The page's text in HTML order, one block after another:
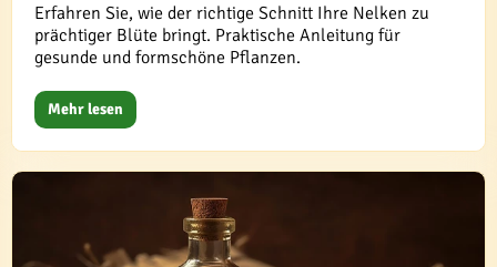
Erfahren Sie, wie der richtige Schnitt Ihre Nelken zu
prächtiger Blüte bringt. Praktische Anleitung für
gesunde und formschöne Pflanzen.
Mehr lesen